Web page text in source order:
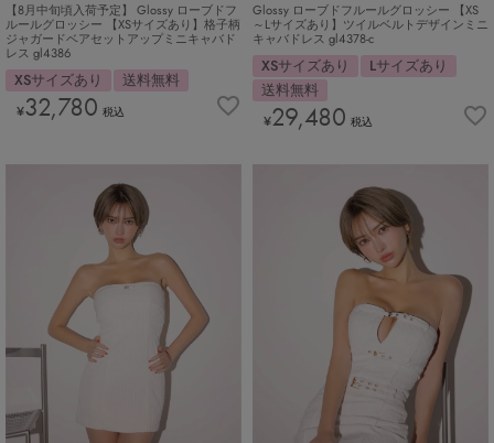
【8月中旬頃入荷予定】 Glossy ローブドフ
ルールグロッシー 【XSサイズあり】格子柄
ジャガードベアセットアップミニキャバド
レス gl4386
XSサイズあり 送料無料
¥32,780 税込
Glossy ローブドフルールグロッシー 【XS
～Lサイズあり】ツイルベルトデザインミニ
キャバドレス gl4378-c
XSサイズあり
Lサイズあり
送料無料
¥29,480 税込